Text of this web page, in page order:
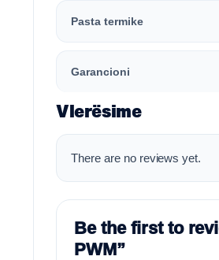
Pasta termike
Garancioni
Vlerësime
There are no reviews yet.
Be the first to
PWM”